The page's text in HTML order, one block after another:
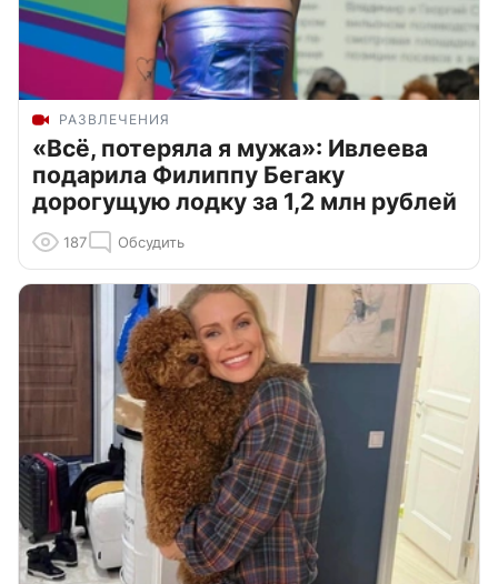
РАЗВЛЕЧЕНИЯ
«Всё, потеряла я мужа»: Ивлеева
подарила Филиппу Бегаку
дорогущую лодку за 1,2 млн рублей
187 Обсудить